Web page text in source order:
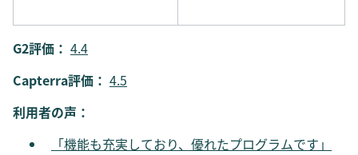
G2評価： 4.4
Capterra評価： 4.5
利用者の声：
「機能も充実しており、優れたプログラムです」